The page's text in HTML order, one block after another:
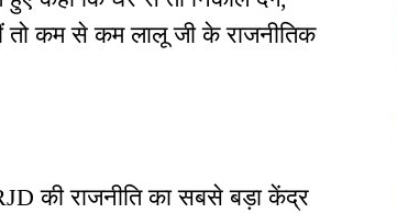
तो कम से कम लालू जी के राजनीतिक
की राजनीति का सबसे बड़ा केंद्र